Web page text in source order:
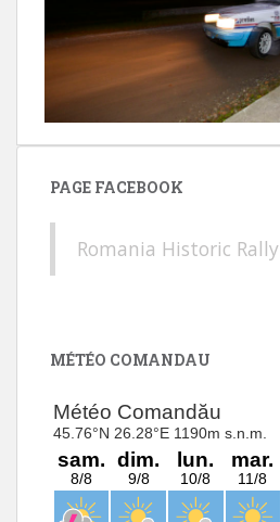
PAGE FACEBOOK
Romania Historic Rally
MÉTÉO COMANDAU